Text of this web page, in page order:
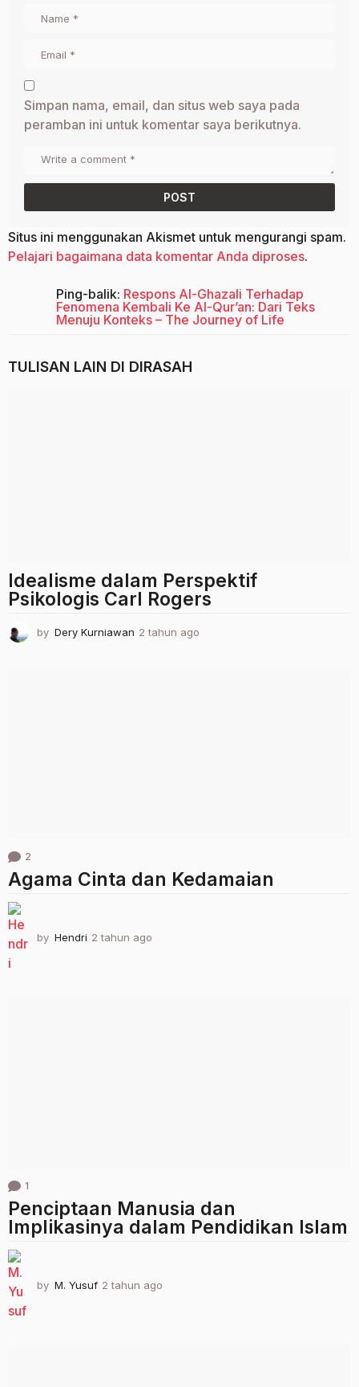
Simpan nama, email, dan situs web saya pada
peramban ini untuk komentar saya berikutnya.
Situs ini menggunakan Akismet untuk mengurangi spam.
Pelajari bagaimana data komentar Anda diproses.
Ping-balik: Respons Al-Ghazali Terhadap
Fenomena Kembali Ke Al-Qur’an: Dari Teks
Menuju Konteks – The Journey of Life
TULISAN LAIN DI DIRASAH
Idealisme dalam Perspektif
Psikologis Carl Rogers
by Dery Kurniawan 2 tahun ago
2
Agama Cinta dan Kedamaian
by Hendri 2 tahun ago
1
Penciptaan Manusia dan
Implikasinya dalam Pendidikan Islam
by M. Yusuf 2 tahun ago